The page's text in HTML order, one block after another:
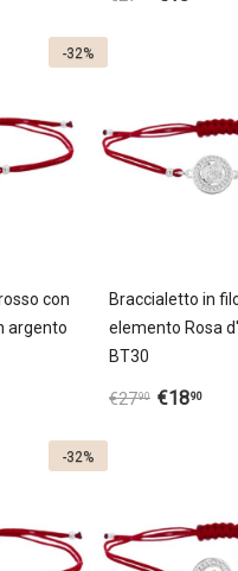
con
argento
-32%
Braccialetto in
elemento Rosa
ВT30
€2790 €1890
-32%